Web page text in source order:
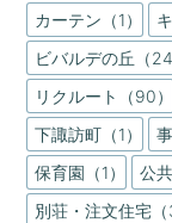
カーテン（1）
ビバルデの丘（24
リクルート（90）
下諏訪町（1）
保育園（1）
公
別荘・注文住宅（